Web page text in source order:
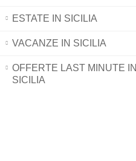
ESTATE IN SICILIA
VACANZE IN SICILIA
OFFERTE LAST MINUTE IN
SICILIA